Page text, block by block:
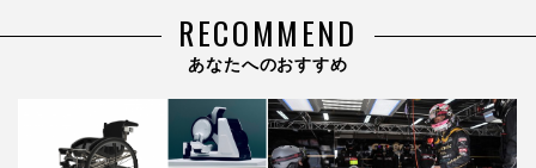
RECOMMEND
あなたへのおすすめ